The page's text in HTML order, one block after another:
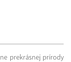
prekrásnej prírody